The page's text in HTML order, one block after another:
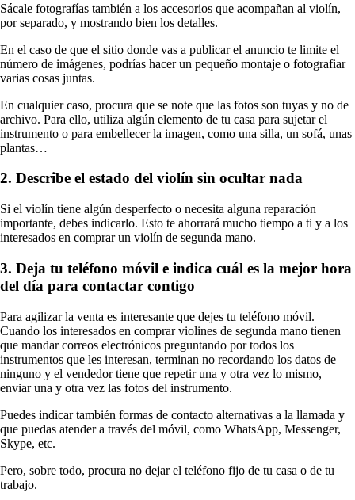
Sácale fotografías también a los accesorios que acompañan al violín,
por separado, y mostrando bien los detalles.
En el caso de que el sitio donde vas a publicar el anuncio te limite el
número de imágenes, podrías hacer un pequeño montaje o fotografiar
varias cosas juntas.
En cualquier caso, procura que se note que las fotos son tuyas y no de
archivo. Para ello, utiliza algún elemento de tu casa para sujetar el
instrumento o para embellecer la imagen, como una silla, un sofá, unas
plantas…
2. Describe el estado del violín sin ocultar nada
Si el violín tiene algún desperfecto o necesita alguna reparación
importante, debes indicarlo. Esto te ahorrará mucho tiempo a ti y a los
interesados en comprar un violín de segunda mano.
3. Deja tu teléfono móvil e indica cuál es la mejor hora
del día para contactar contigo
Para agilizar la venta es interesante que dejes tu teléfono móvil.
Cuando los interesados en comprar violines de segunda mano tienen
que mandar correos electrónicos preguntando por todos los
instrumentos que les interesan, terminan no recordando los datos de
ninguno y el vendedor tiene que repetir una y otra vez lo mismo,
enviar una y otra vez las fotos del instrumento.
Puedes indicar también formas de contacto alternativas a la llamada y
que puedas atender a través del móvil, como WhatsApp, Messenger,
Skype, etc.
Pero, sobre todo, procura no dejar el teléfono fijo de tu casa o de tu
trabajo.